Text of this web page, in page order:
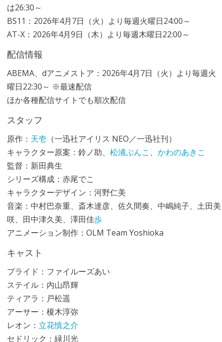
は26:30～
BS11：2026年4月7日（火）より毎週火曜日24:00～
AT-X：2026年4月9日（木）より毎週木曜日22:00～
配信情報
ABEMA、dアニメストア：2026年4月7日（火）より毎週火
曜日22:30～ ※最速配信
ほか各種配信サイトでも順次配信
スタッフ
原作： 天壱 （一迅社アイリス NEO／一迅社刊）
キャラクター原案：鈴ノ助、 松浦ぶんこ 、 かわのあきこ
監督：新田典生
シリーズ構成：赤尾でこ
キャラクターデザイン：河野仁美
音楽：中村巴奈重、斎木達彦、佐久間奏、中嶋純子、土田美
咲、田中津久美、澤田佳歩
アニメーション制作：OLM Team Yoshioka
キャスト
プライド：ファイルーズあい
ステイル：内山昂輝
ティアラ：戸松遥
アーサー：榎木淳弥
レオン： 立花慎之介
セドリック：緑川光